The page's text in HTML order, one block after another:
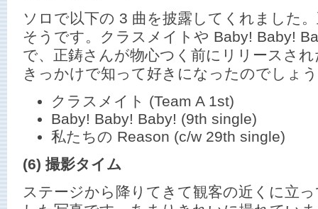
ソロで以下の 3 曲を披露してくれました
そうです。クラスメイトや Baby! Baby!
で、正鋳さんが物心つく前にリリースさ
きっかけで知って好きになったのでしょ
クラスメイト (Team A 1st)
Baby! Baby! Baby! (9th single)
私たちの Reason (c/w 29th single)
(6) 撮影タイム
ステージから降りてきて観客の近くに立